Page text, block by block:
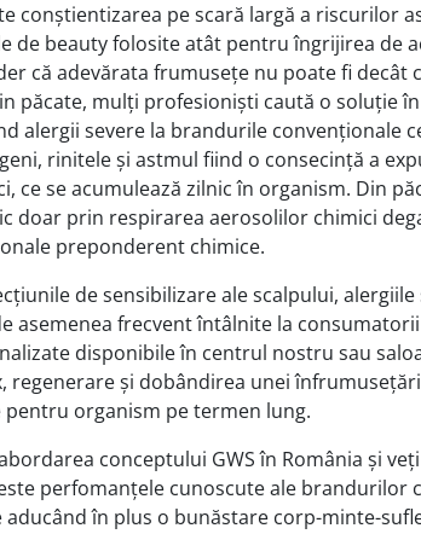
conștientizarea pe scară largă a riscurilor
de beauty folosite atât pentru îngrijirea de
că adevărata frumusețe nu poate fi decât
păcate, mulți profesioniști caută o soluție
alergii severe la brandurile convenționale
rinitele și astmul fiind o consecință a
ce se acumulează zilnic în organism. Din
doar prin respirarea aerosolilor chimici
preponderent chimice.
de sensibilizare ale scalpului,
asemenea frecvent întâlnite la
disponibile în centrul nostru sau
regenerare și dobândirea unei
pentru organism pe termen lung.
conceptului GWS în România și
perfomanțele cunoscute ale brandurilor
în plus o bunăstare corp-minte-